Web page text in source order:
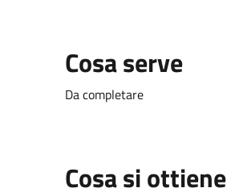
Cosa serve
Da completare
Cosa si ottiene